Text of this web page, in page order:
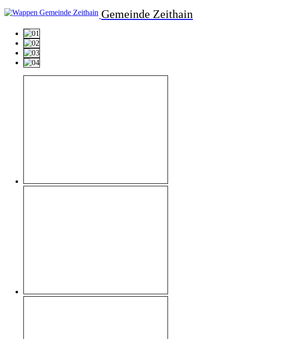
Gemeinde Zeithain